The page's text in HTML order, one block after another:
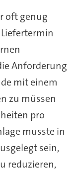
oft genug
Anforderung
mit einem
zu müssen
pro
musste in
sein,
reduzieren,